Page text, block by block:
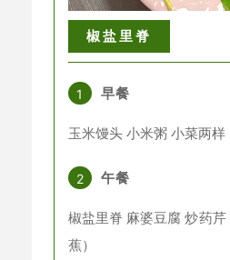
椒盐里脊
1 早餐
玉米馒头 小米粥 小菜两样
2 午餐
椒盐里脊 麻婆豆腐 炒药
蕉）